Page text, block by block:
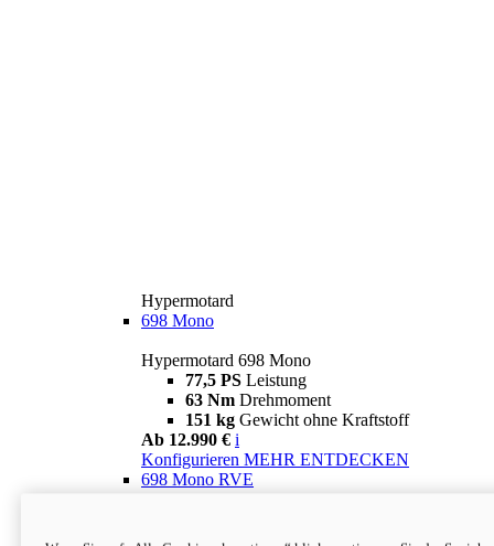
Hypermotard
698 Mono
Hypermotard 698 Mono
77,5 PS Leistung
63 Nm Drehmoment
151 kg Gewicht ohne Kraftstoff
Ab 12.990 € i
Konfigurieren MEHR ENTDECKEN
698 Mono RVE
77,5 PS
Leistung